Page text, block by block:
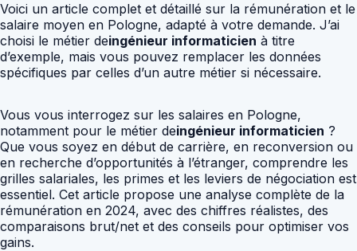
Voici un article complet et détaillé sur la rémunération et le
salaire moyen en Pologne, adapté à votre demande. J’ai
choisi le métier deingénieur informaticien à titre
d’exemple, mais vous pouvez remplacer les données
spécifiques par celles d’un autre métier si nécessaire.
Vous vous interrogez sur les salaires en Pologne,
notamment pour le métier deingénieur informaticien ?
Que vous soyez en début de carrière, en reconversion ou
en recherche d’opportunités à l’étranger, comprendre les
grilles salariales, les primes et les leviers de négociation est
essentiel. Cet article propose une analyse complète de la
rémunération en 2024, avec des chiffres réalistes, des
comparaisons brut/net et des conseils pour optimiser vos
gains.